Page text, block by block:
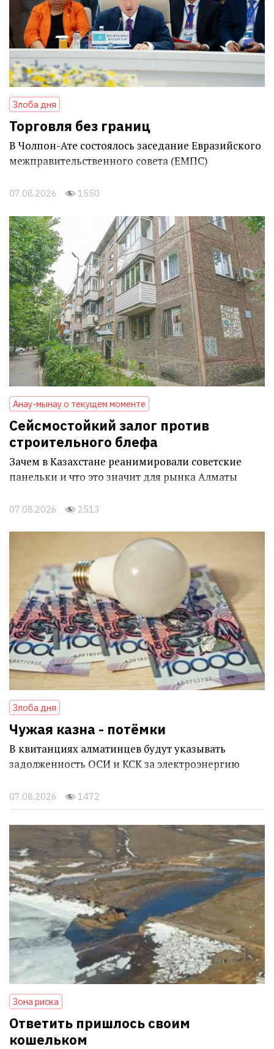
Злоба дня
Торговля без границ
В Чолпон-Ате состоялось заседание Евразийского
межправительственного совета (ЕМПС)
07.08.2026 1550
Анау-мынау о текущем моменте
Сейсмостойкий залог против
строительного блефа
Зачем в Казахстане реанимировали советские
панельки и что это значит для рынка Алматы
07.08.2026 2513
Злоба дня
Чужая казна - потёмки
В квитанциях алматинцев будут указывать
задолженность ОСИ и КСК за электроэнергию
07.08.2026 1472
Зона риска
Ответить пришлось своим
кошельком